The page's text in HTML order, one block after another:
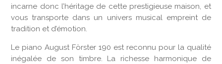
incarne donc l’héritage de cette prestigieuse maison, et
vous transporte dans un univers musical empreint de
tradition et d’émotion.
Le piano August Förster 190 est reconnu pour la qualité
inégalée de son timbre. La richesse harmonique de